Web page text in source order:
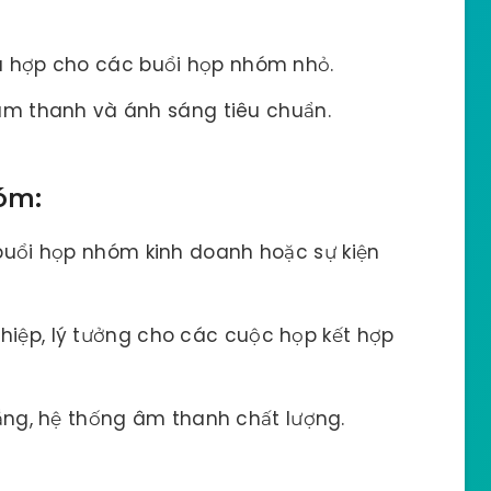
cho các buổi họp nhóm nhỏ.
thanh và ánh sáng tiêu chuẩn.
họp nhóm kinh doanh hoặc sự kiện
lý tưởng cho các cuộc họp kết hợp
hệ thống âm thanh chất lượng.